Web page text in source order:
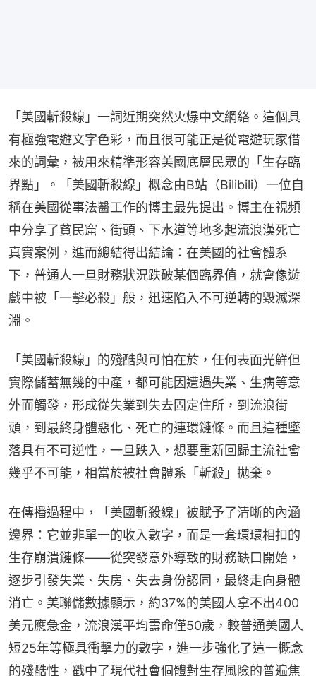
「美國斬殺線」一詞近期突然火爆中文網絡。這個具
有極強電遊文字色彩，而且很可能正是從電遊玩家借
來的詞彙，被用來精準形容美國底層民眾的「生存臨
界點」。「美國斬殺線」概念由B站（Bilibili）一位自
稱在美國從事法醫工作的博主最先提出。博主在視頻
中分享了貧民窟、街頭、下水道等地多起流浪漢死亡
真實案例，進而總結得出結論：在美國的社會體系
下，普通人一旦財務狀況跌破某個臨界值，就會像遊
戲中被「一擊必殺」般，迅速陷入不可逆轉的毀滅深
淵。
「美國斬殺線」的殘酷與可怕在於，任何表面光鮮但
實際儲蓄無幾的中產，都可能因遭遇失業、生病等意
外而觸發，形成從失業到失去固定住所，到流浪街
頭，到最終身體惡化、死亡的連環鏈條。而且這種墜
落具有不可逆性，一旦跌入，想要重新回歸主流社會
幾乎不可能，相當於被社會體系「斬殺」拋棄。
在傳播過程中，「美國斬殺線」被賦予了清晰的內涵
邊界：它並非單一的收入數字，而是一套環環相扣的
生存崩潰鏈條——從突發意外導致的財務缺口開始，
逐步引發失業、失房、失去身份認同，最終走向身體
消亡。美聯儲數據顯示，約37%的美國人拿不出400
美元應急金，流浪漢平均壽命僅50歲，較普通美國人
短25年等極具衝擊力的數字，進一步強化了這一概念
的殘酷性，戳中了現代社會個體對生存風險的普遍焦